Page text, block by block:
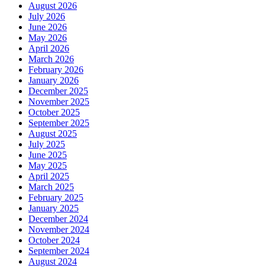
August 2026
July 2026
June 2026
May 2026
April 2026
March 2026
February 2026
January 2026
December 2025
November 2025
October 2025
September 2025
August 2025
July 2025
June 2025
May 2025
April 2025
March 2025
February 2025
January 2025
December 2024
November 2024
October 2024
September 2024
August 2024